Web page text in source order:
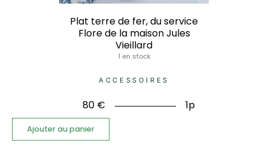
Plat terre de fer, du service
Flore de la maison Jules
Vieillard
1 en stock
ACCESSOIRES
80 € 1p
Ajouter au panier